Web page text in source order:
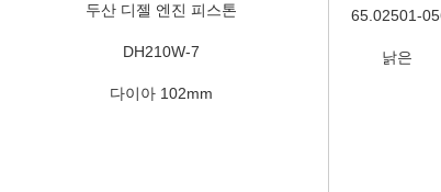
두산 디젤 엔진 피스톤
DH210W-7
다이아 102mm
65.02501-
낡은